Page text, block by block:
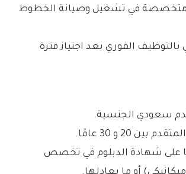
متخصصة في تشغيل وصيانة الخطوط
بالتوظيف الفوري بعد اجتياز فترة
سعودي الجنسية.
بين 20 و 30 عامًا.
على شهادة الدبلوم في تخصص